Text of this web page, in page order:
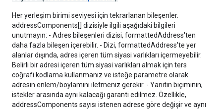
Her yerleşim birimi seviyesi için tekrarlanan bileşenler.
addressComponents[] dizisiyle ilgili aşağıdaki bilgileri
unutmayın: - Adres bileşenleri dizisi, formattedAddress'ten
daha fazla bileşen içerebilir. - Dizi, formattedAddress'te yer
alanlar dışında, adres içeren tüm siyasi varlıkları içermeyebilir.
Belirli bir adresi içeren tüm siyasi varlıkları almak için ters
coğrafi kodlama kullanmanız ve isteğe parametre olarak
adresin enlem/boylamını iletmeniz gerekir. - Yanıtın biçiminin,
istekler arasında aynı kalacağı garanti edilmez. Özellikle,
addressComponents sayısı istenen adrese göre değişir ve aynı